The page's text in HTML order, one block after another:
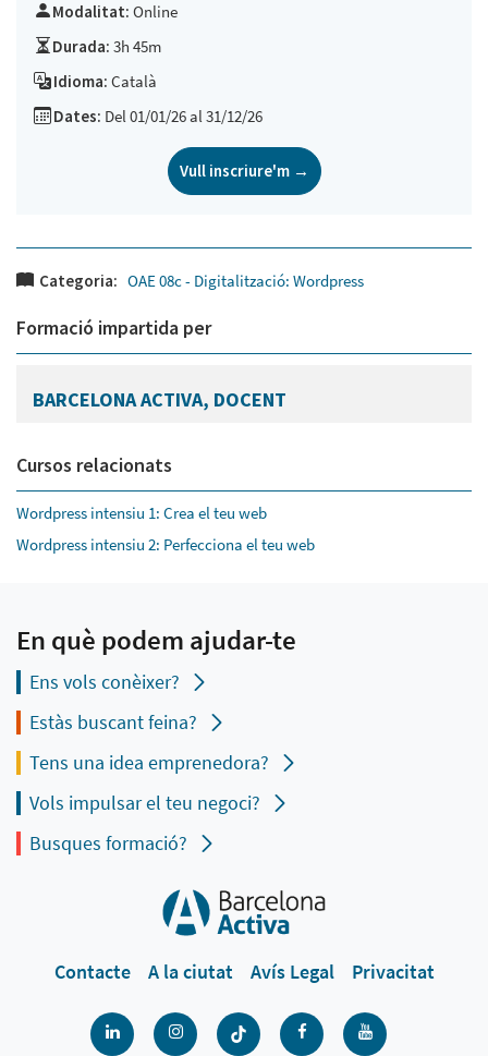
Modalitat: Online
Durada: 3h 45m
Idioma: Català
Dates: Del 01/01/26 al 31/12/26
Vull inscriure'm →
Categoria: OAE 08c - Digitalització: Wordpress
Formació impartida per
BARCELONA ACTIVA, DOCENT
Cursos relacionats
Wordpress intensiu 1: Crea el teu web
Wordpress intensiu 2: Perfecciona el teu web
En què podem ajudar-te
Ens vols conèixer?
Estàs buscant feina?
Tens una idea emprenedora?
Vols impulsar el teu negoci?
Busques formació?
Contacte A la ciutat Avís Legal Privacitat